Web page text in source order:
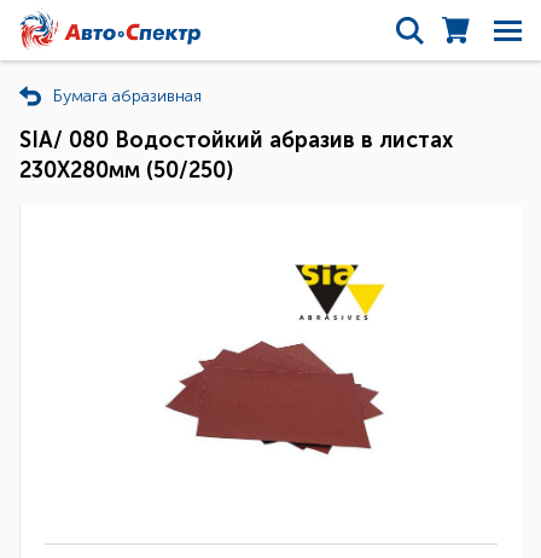
Бумага абразивная
SIA/ 080 Водостойкий абразив в листах
230Х280мм (50/250)